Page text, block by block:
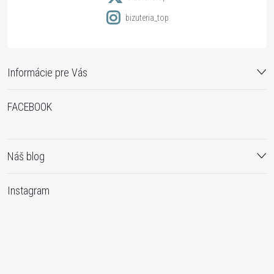
Informácie pre Vás
bizuteria_top
FACEBOOK
Náš blog
Instagram